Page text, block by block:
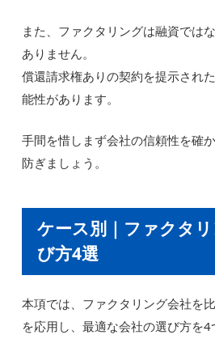
また、ファクタリングは融資では
ありません。
償還請求権ありの契約を提示され
能性があります。
手間を惜しまず会社の信頼性を確
防ぎましょう。
ケース別｜ファクタ
び方4選
本項では、ファクタリング会社を
を応用し、最適な会社の選び方を